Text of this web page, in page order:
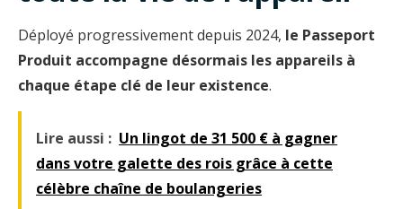
Déployé progressivement depuis 2024, le Passeport
Produit accompagne désormais les appareils à
chaque étape clé de leur existence.
Lire aussi : Un lingot de 31 500 € à gagner
dans votre galette des rois grâce à cette
célèbre chaîne de boulangeries